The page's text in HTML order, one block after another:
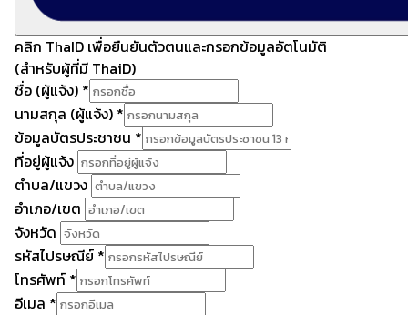
คลิก ThaID เพื่อยืนยันตัวตนและกรอกข้อมูลอัตโนมัติ
(สำหรับผู้ที่มี ThaiD)
ชื่อ (ผู้แจ้ง) *
นามสกุล (ผู้แจ้ง) *
ข้อมูลบัตรประชาชน *
ที่อยู่ผู้แจ้ง
ตำบล/แขวง
อำเภอ/เขต
จังหวัด
รหัสไปรษณีย์ *
โทรศัพท์ *
อีเมล *